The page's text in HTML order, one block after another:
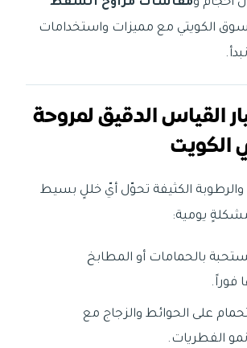
أحجام ومقاسات مراوح الشفط
الكويتي مع مميزات واستخدامات
القياس الدقيق لمروحة
الكويت
والرطوبة الكثيفة تحوّل أيّ خللٍ بسيط
يومية:
بالحمامات أو المطابخ
فوراً.
على الحوائط والزجاج مع
نمو الفطريات.